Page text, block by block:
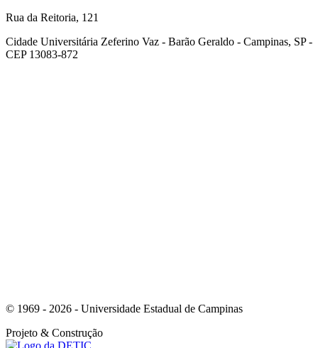
Rua da Reitoria, 121
Cidade Universitária Zeferino Vaz - Barão Geraldo - Campinas, SP -
CEP 13083-872
© 1969 - 2026 - Universidade Estadual de Campinas
Projeto & Construção